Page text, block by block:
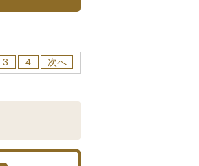
3 4 次へ